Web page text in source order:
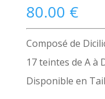
80.00 €
Composé de
17 teintes de A à
Disponible en